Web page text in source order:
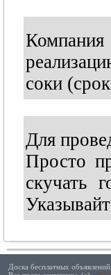
соки
Для
Просто
скучать
Доска бесплатных